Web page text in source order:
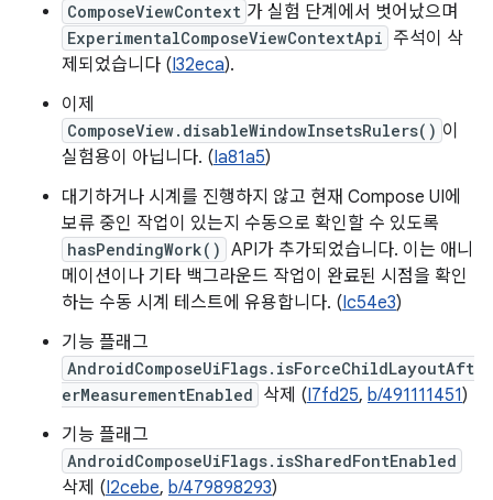
ComposeViewContext 가 실험 단계에서 벗어났으며
ExperimentalComposeViewContextApi 주석이 삭
제되었습니다 (I32eca).
이제
ComposeView.disableWindowInsetsRulers() 이
실험용이 아닙니다. (Ia81a5)
대기하거나 시계를 진행하지 않고 현재 Compose UI에
보류 중인 작업이 있는지 수동으로 확인할 수 있도록
hasPendingWork() API가 추가되었습니다. 이는 애니
메이션이나 기타 백그라운드 작업이 완료된 시점을 확인
하는 수동 시계 테스트에 유용합니다. (Ic54e3)
기능 플래그
AndroidComposeUiFlags.isForceChildLayoutAft
erMeasurementEnabled 삭제 (I7fd25, b/491111451)
기능 플래그
AndroidComposeUiFlags.isSharedFontEnabled
삭제 (I2cebe, b/479898293)